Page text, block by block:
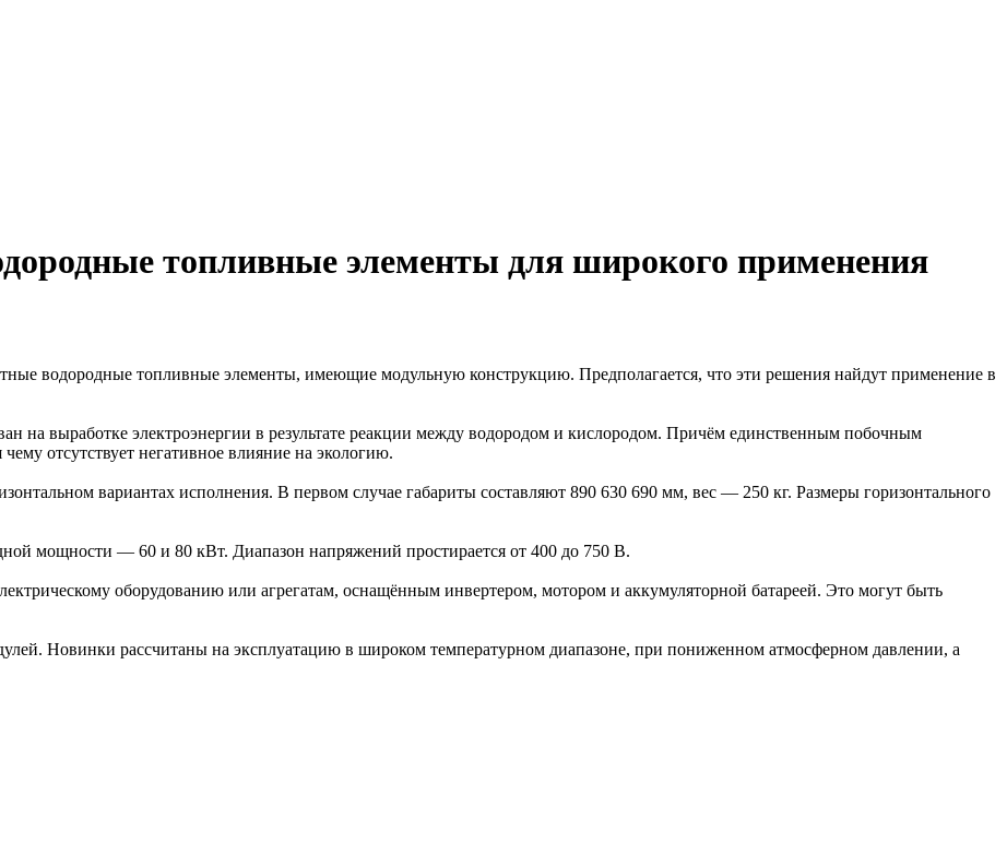
топливные элементы для широкого применения
водородные топливные элементы, имеющие модульную конструкцию. Предполагается, что эти решения найдут применение в
на выработке электроэнергии в результате реакции между водородом и кислородом. Причём единственным побочным
отсутствует негативное влияние на экологию.
вариантах исполнения. В первом случае габариты составляют 890 630 690 мм, вес — 250 кг. Размеры горизонтального
мощности — 60 и 80 кВт. Диапазон напряжений простирается от 400 до 750 В.
оборудованию или агрегатам, оснащённым инвертером, мотором и аккумуляторной батареей. Это могут быть
Новинки рассчитаны на эксплуатацию в широком температурном диапазоне, при пониженном атмосферном давлении, а